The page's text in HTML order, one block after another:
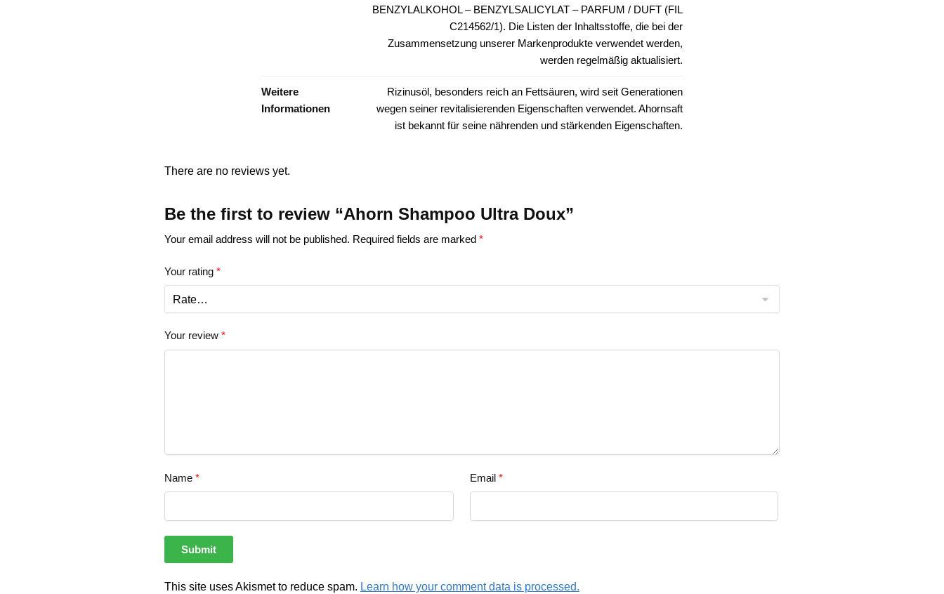
BENZYLALKOHOL – BENZYLSALICYLAT – PARFUM / DUFT (FIL
C214562/1). Die Listen der Inhaltsstoffe, die bei der
Zusammensetzung unserer Markenprodukte verwendet werden,
werden regelmäßig aktualisiert.
Weitere
Informationen
Rizinusöl, besonders reich an Fettsäuren, wird seit Generationen
wegen seiner revitalisierenden Eigenschaften verwendet. Ahornsaft
ist bekannt für seine nährenden und stärkenden Eigenschaften.
There are no reviews yet.
Be the first to review “Ahorn Shampoo Ultra Doux”
Your email address will not be published. Required fields are marked *
Your rating *
Your review *
Name * Email*
This site uses Akismet to reduce spam. Learn how your comment data is processed.